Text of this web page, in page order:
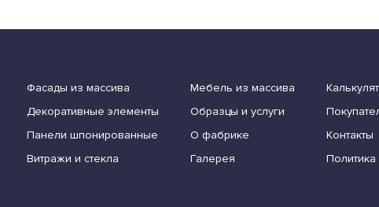
Фасады из массива
Декоративные элементы
Панели шпонированные
Витражи и стекла
Мебель из массива
Образцы и услуги
О фабрике
Галерея
Контакты
Политика